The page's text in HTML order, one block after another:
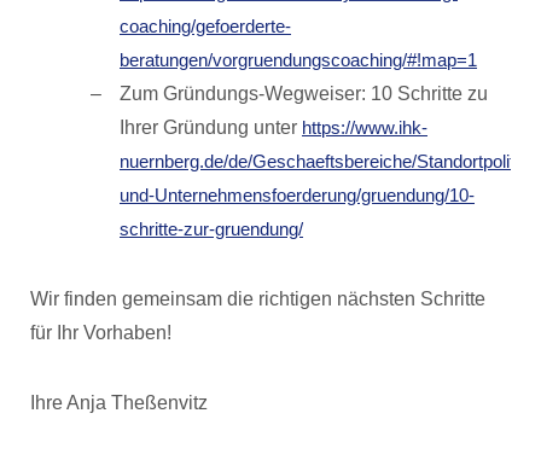
coaching/gefoerderte-
beratungen/vorgruendungscoaching/#!map=1
Zum Gründungs-Wegweiser: 10 Schritte zu
Ihrer Gründung unter https://www.ihk-
nuernberg.de/de/Geschaeftsbereiche/Standortpolitik-
und-Unternehmensfoerderung/gruendung/10-
schritte-zur-gruendung/
Wir finden gemeinsam die richtigen nächsten Schritte
für Ihr Vorhaben!
Ihre Anja Theßenvitz